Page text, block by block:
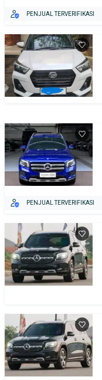
PENJUAL TERVERIFIKASI
PENJUAL TERVERIFIKASI